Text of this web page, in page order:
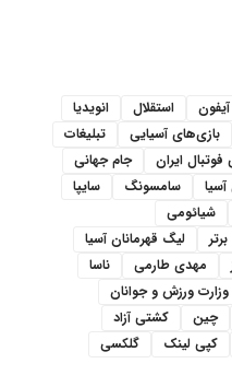
آیفون استقلال
انویدیا
بازی‌های آسیایی
تبلیغات
ایران
جام جهانی
سامسونگ
سایپا
شیائومی
لیگ قهرمانان آسیا
مهدی طارمی
ناسا
وزارت ورزش و جوانان
چین
کشتی آزاد
کپی لینک
گلکسی